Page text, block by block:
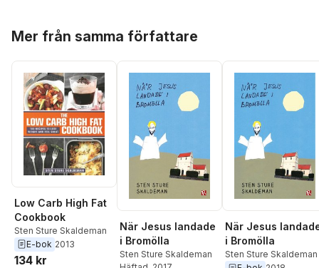
Mer från samma författare
Low Carb High Fat
Cookbook
Sten Sture Skaldeman
E-bok 2013
134 kr
När Jesus landade
i Bromölla
Sten Sture Skaldeman
När Jesus
i Bromölla
Sten Sture Skaldeman